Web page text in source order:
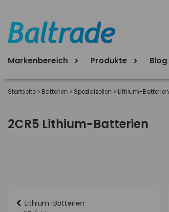
Produkte
Markenbereich Blog
Startseite > Batterien > Spezialzellen > Lithium-Batterien
2CR5 Lithium-Batterien
< Lithium-Batterien